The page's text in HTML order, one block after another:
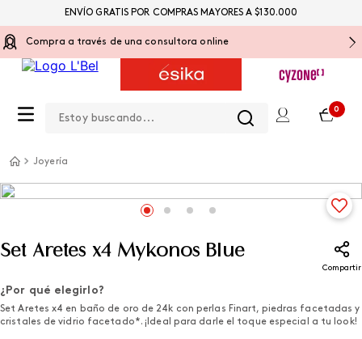
Compra a través de una consultora online
0
ENVÍO GRATIS POR COMPRAS MAYORES A $130.000
Joyería
Set Aretes x4 Mykonos Blue
Compartir
¿Por qué elegirlo?
Set Aretes x4 en baño de oro de 24k con perlas Finart, piedras facetadas y
cristales de vidrio facetado*. ¡Ideal para darle el toque especial a tu look!